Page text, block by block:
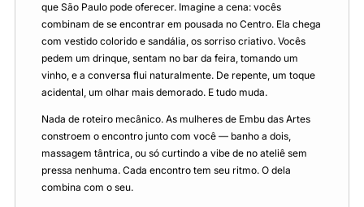
que São Paulo pode oferecer. Imagine a cena: vocês
combinam de se encontrar em pousada no Centro. Ela chega
com vestido colorido e sandália, os sorriso criativo. Vocês
pedem um drinque, sentam no bar da feira, tomando um
vinho, e a conversa flui naturalmente. De repente, um toque
acidental, um olhar mais demorado. E tudo muda.
Nada de roteiro mecânico. As mulheres de Embu das Artes
constroem o encontro junto com você — banho a dois,
massagem tântrica, ou só curtindo a vibe de no ateliê sem
pressa nenhuma. Cada encontro tem seu ritmo. O dela
combina com o seu.